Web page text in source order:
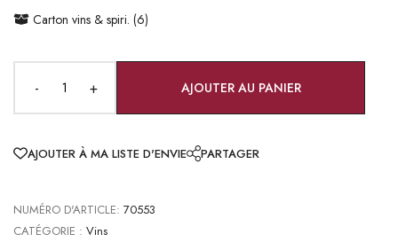
Carton vins & spiri. (6)
- + AJOUTER AU PANIER
AJOUTER À MA LISTE D'ENVIE PARTAGER
NUMÉRO D'ARTICLE: 70553
CATÉGORIE : Vins